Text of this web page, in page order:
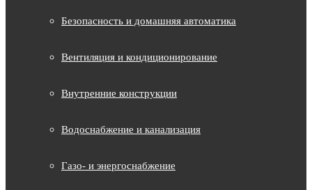
Безопасность и домашняя автоматика
Вентиляция и кондиционирование
Внутренние конструкции
Водоснабжение и канализация
Газо- и энергоснабжение